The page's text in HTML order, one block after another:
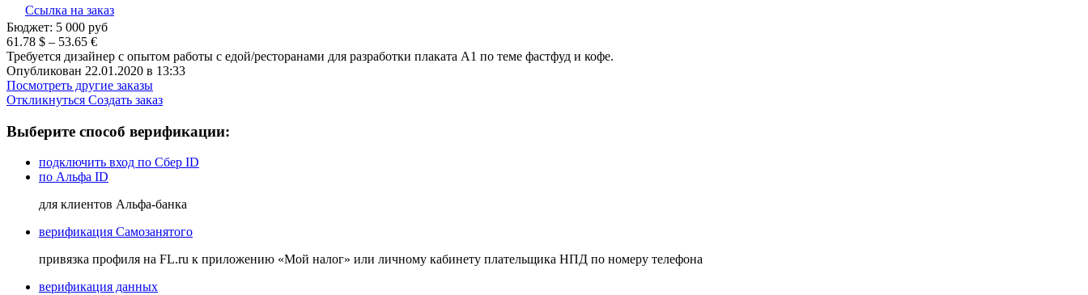
Ссылка на заказ
Бюджет: 5 000 руб
61.78 $ – 53.65 €
Требуется дизайнер с опытом работы с едой/ресторанами для разработки плаката А1 по теме фастфуд и кофе.
Опубликован 22.01.2020 в 13:33
Посмотреть другие заказы
Откликнуться Создать заказ
Выберите способ верификации:
подключить вход по Сбер ID
по Альфа ID
для клиентов Альфа-банка
верификация Самозанятого
привязка профиля на FL.ru к приложению «Мой налог» или личному кабинету плательщика НПД по номеру телефона
верификация данных